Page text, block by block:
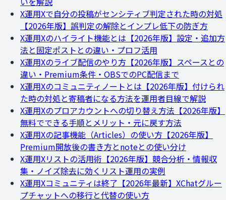
X運用Xで自分の投稿がセンシティブ判定された時の対処
【2026年版】誤判定の解除とインプレ低下の防ぎ方
X運用Xのハイライト機能とは【2026年版】設定・追加方
法と固定ポストとの違い・プロフ活用
X運用Xのライブ配信のやり方【2026年版】スペースとの
違い・Premium条件・OBSでのPC配信まで
X運用Xのコミュニティノートとは【2026年版】付けられ
た時の対処と寄稿者になる方法を運用者目線で解説
X運用Xのプロアカウントへの切り替え方法【2026年版】
無料でできる手順とメリット・元に戻す方法
X運用Xの記事機能（Articles）の使い方【2026年版】
Premium開放後の書き方とnoteとの使い分け
X運用Xリストの活用術【2026年版】競合分析・情報収
集・ノイズ除去に効くリスト運用の実例
X運用Xコミュニティは終了【2026年最新】XChatグルー
プチャットへの移行と代替の使い方